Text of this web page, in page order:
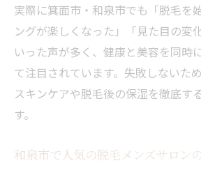
実際に箕面市・和泉市でも「脱毛を
ングが楽しくなった」「見た目の変
いった声が多く、健康と美容を同時
て注目されています。失敗しないた
スキンケアや脱毛後の保湿を徹底す
す。
和泉市で人気の脱毛メンズサロン